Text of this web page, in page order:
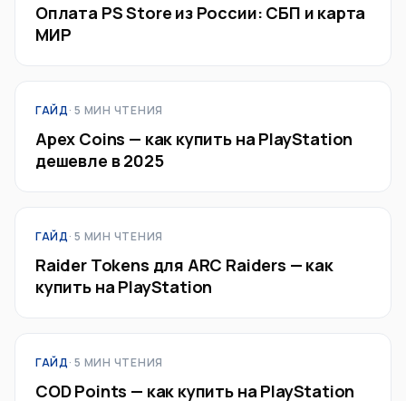
Оплата PS Store из России: СБП и карта
МИР
ГАЙД· 5 МИН ЧТЕНИЯ
Apex Coins — как купить на PlayStation
дешевле в 2025
ГАЙД· 5 МИН ЧТЕНИЯ
Raider Tokens для ARC Raiders — как
купить на PlayStation
ГАЙД· 5 МИН ЧТЕНИЯ
COD Points — как купить на PlayStation